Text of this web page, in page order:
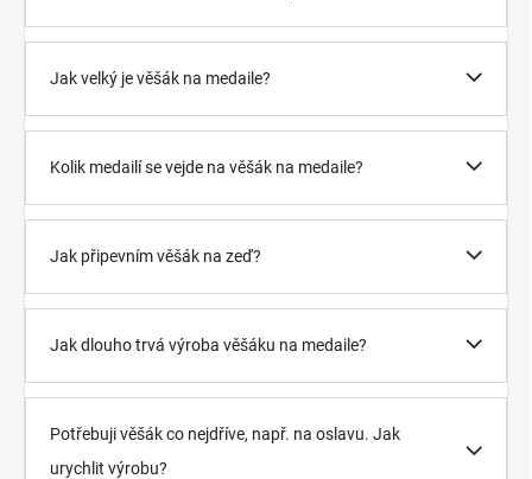
Jak velký je věšák na medaile?
Kolik medailí se vejde na věšák na medaile?
Jak připevním věšák na zeď?
Jak dlouho trvá výroba věšáku na medaile?
Potřebuji věšák co nejdříve, např. na oslavu. Jak
urychlit výrobu?